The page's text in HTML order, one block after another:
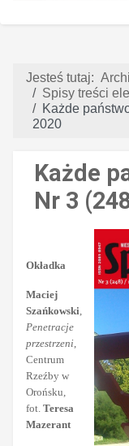
Jesteś tutaj:
Spisy treści
Każde
2020
Każde
Nr 3
Okładka
Maciej
Szańkowski
Penetracje
przestrzeni
Centrum
Rzeźby w
Orońsku,
fot. Teresa
Mazerant